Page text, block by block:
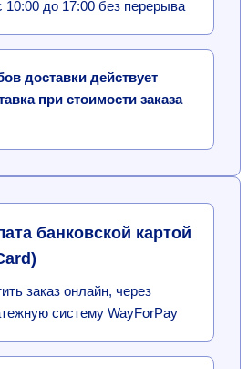
10:00 до 17:00 без перерыва
доставки действует
при стоимости заказа
банковской картой
заказ онлайн, через
систему WayForPay